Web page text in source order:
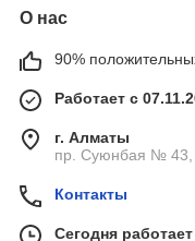
О нас
90%
Работает с
г. Алматы
пр. Суюнбая № 43,
Контакты
Сегодня